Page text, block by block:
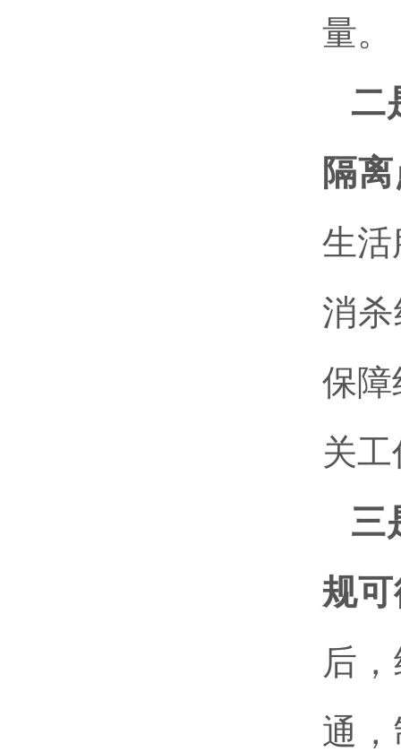
量。
二
隔
生活
消
保障
关
三
规
后
通